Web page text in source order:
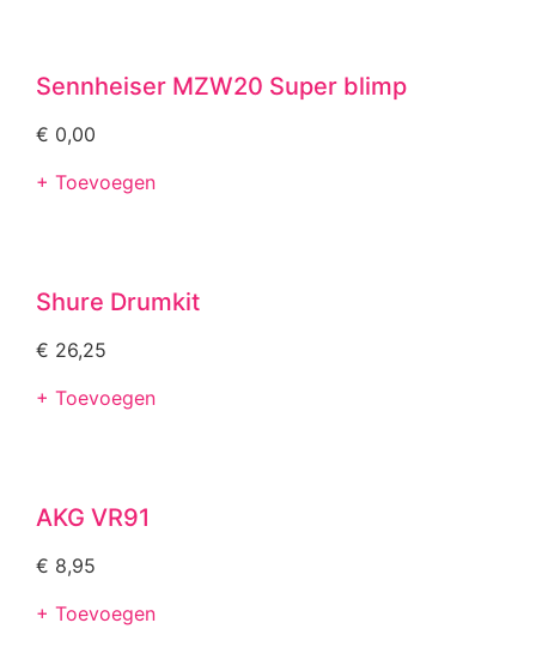
Sennheiser MZW20 Super blimp
€ 0,00
+ Toevoegen
Shure Drumkit
€ 26,25
+ Toevoegen
AKG VR91
€ 8,95
+ Toevoegen